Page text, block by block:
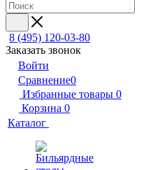
8 (495) 120-03-80
Заказать звонок
Войти
Сравнение0
Избранные товары 0
Корзина 0
Каталог